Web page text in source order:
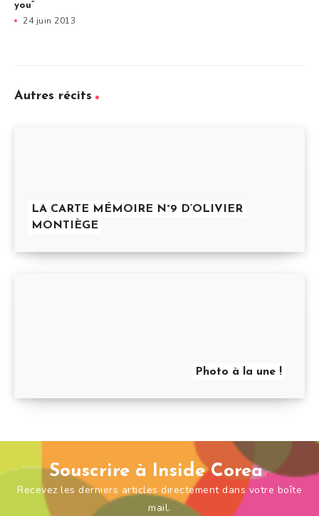
you”
24 juin 2013
Autres récits
LA CARTE MÉMOIRE N°9 D’OLIVIER
MONTIÈGE
Photo à la une !
Souscrire à Inside Corea
Recevez les derniers articles directement dans votre boîte
mail.